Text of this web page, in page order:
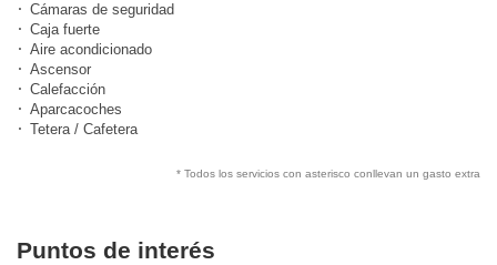
Cámaras de seguridad
Caja fuerte
Aire acondicionado
Ascensor
Calefacción
Aparcacoches
Tetera / Cafetera
* Todos los servicios con asterisco conllevan un gasto extra
Puntos de interés